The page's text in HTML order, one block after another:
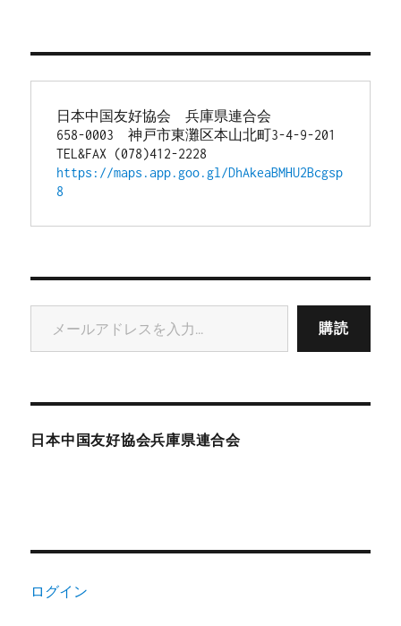
日本中国友好協会　兵庫県連合会
658-0003　神戸市東灘区本山北町3-4-9-201
TEL&FAX (078)412-2228
https://maps.app.goo.gl/DhAkeaBMHU2Bcgsp
8
メールアドレスを入力...
購読
日本中国友好協会兵庫県連合会
ログイン